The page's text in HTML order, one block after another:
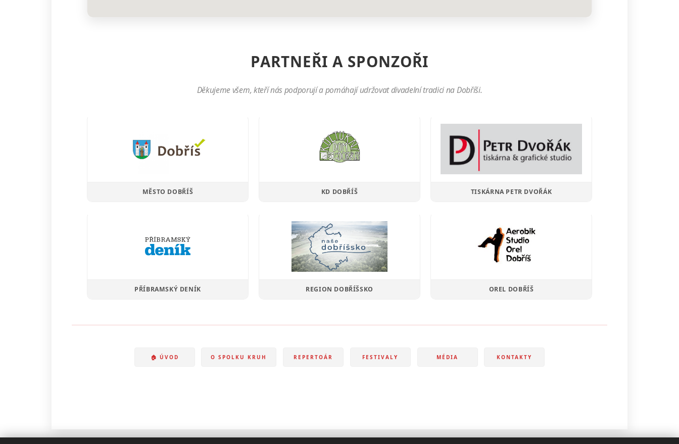
PARTNEŘI A SPONZOŘI
Děkujeme všem, kteří nás podporují a pomáhají udržovat divadelní tradici na Dobříši.
MĚSTO DOBŘÍŠ KD DOBŘÍŠ TISKÁRNA PETR DVOŘÁK
PŘÍBRAMSKÝ DENÍK REGION DOBŘÍŠSKO OREL DOBŘÍŠ
🏠 ÚVOD O SPOLKU KRUH REPERTOÁR FESTIVALY MÉDIA KONTAKTY